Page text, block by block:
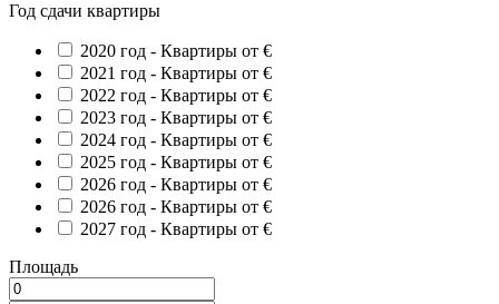
Год сдачи квартиры
2020 год - Квартиры от €
2021 год - Квартиры от €
2022 год - Квартиры от €
2023 год - Квартиры от €
2024 год - Квартиры от €
2025 год - Квартиры от €
2026 год - Квартиры от €
2026 год - Квартиры от €
2027 год - Квартиры от €
Площадь